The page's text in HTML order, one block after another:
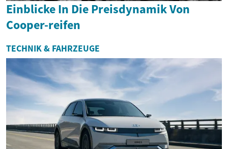
Einblicke In Die Preisdynamik Von
Cooper-reifen
TECHNIK & FAHRZEUGE